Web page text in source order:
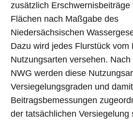
zusätzlich
Flächen nach Maßgabe des
Niedersächsischen
Dazu wird jedes Flurstück vom
Nutzungsarten versehen.
NWG werden diese
Versiegelungsgraden und
Beitragsbemessungen
der tatsächlichen Versiegelung